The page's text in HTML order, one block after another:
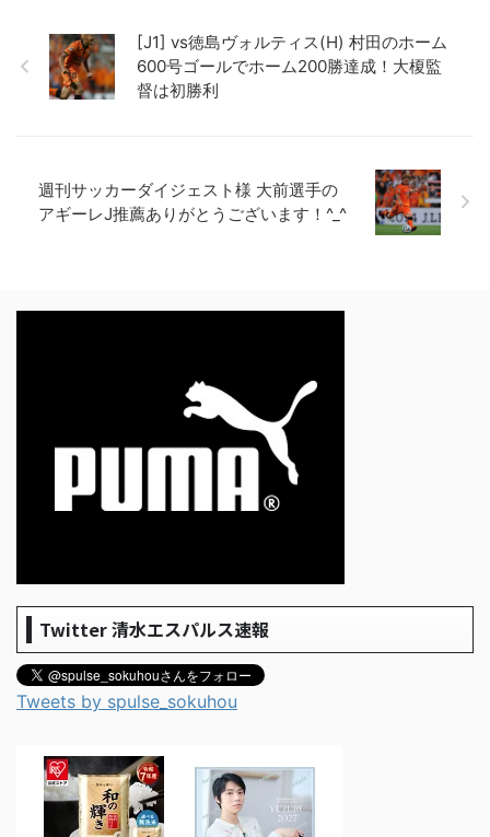
[J1] vs徳島ヴォルティス(H) 村田のホーム
600号ゴールでホーム200勝達成！大榎監
督は初勝利
週刊サッカーダイジェスト様 大前選手の
アギーレJ推薦ありがとうございます！^_^
Twitter 清水エスパルス速報
Tweets by spulse_sokuhou